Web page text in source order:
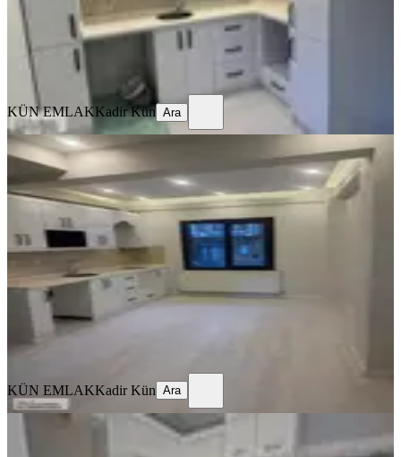
KÜN EMLAK
Ara
KÜN EMLAKKadir Kün Ara
BALKONLU
Kün Emlak'dan 2+1,açık Mutfak
Salon,doğalgazlı,köşe,tadilatlı
Bornova, Yeşilova Mahallesi
2+1·80 m² · Yüksek giriş
3.800.000 ₺
KÜN EMLAKKadir Kün
KÜN EMLAKKadir Kün Ara
BALKONLU
Kün Emlakdan 2+1,85 M2,tadilatlı